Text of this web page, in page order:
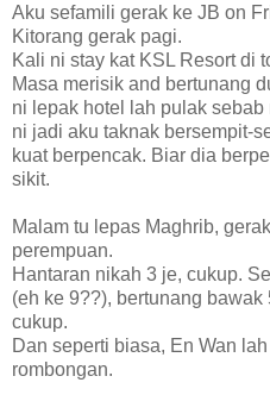
Aku sefamili gerak ke JB on
Kitorang gerak pagi.
Kali ni stay kat KSL Resort di
Masa merisik and bertunang
ni lepak hotel lah pulak
ni jadi aku taknak bersempit-
kuat berpencak. Biar dia
sikit.
Malam tu lepas Maghrib,
perempuan.
Hantaran nikah 3 je, cukup.
(eh ke 9??), bertunang
cukup.
Dan seperti biasa, En Wan
rombongan.